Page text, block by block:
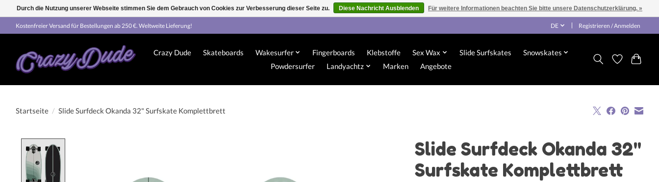
Kostenfreier Versand für Bestellungen ab 250 €. Weltweite Lieferung! DE Registrieren / Anmelden
Crazy Dude Skateboards Wakesurfer Fingerboards Klebstoffe Sex Wax Slide Surfskates
Snowskates
Powdersurfer
Landyachtz Marken Angebote
Startseite / Slide Surfdeck Okanda 32" Surfskate Komplettbrett
Slide Surfdeck Okanda 32"
Surfskate Komplettbrett
Durch die Nutzung unserer Webseite stimmen Sie dem Gebrauch von Cookies zur Verbesserung dieser Seite zu. Diese Nachricht Ausblenden Für weitere Informationen beachten Sie bitte unsere Datenschutzerklärung. »